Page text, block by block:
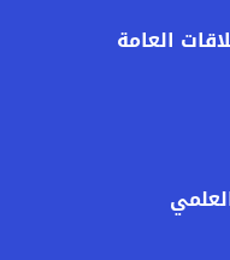
العامة